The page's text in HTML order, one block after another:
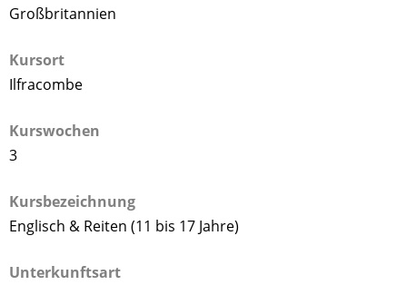
Großbritannien
Kursort
Ilfracombe
Kurswochen
3
Kursbezeichnung
Englisch & Reiten (11 bis 17 Jahre)
Unterkunftsart